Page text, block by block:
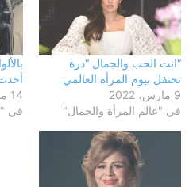
“انت الحب والجمال “درة
تحتفل بيوم المرأة العالمي
9 مارس، 2022
في "عالم المرأة والجمال"
14 مايو، 2022
في